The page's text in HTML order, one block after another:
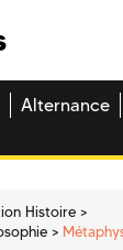
Alternance
Histoire